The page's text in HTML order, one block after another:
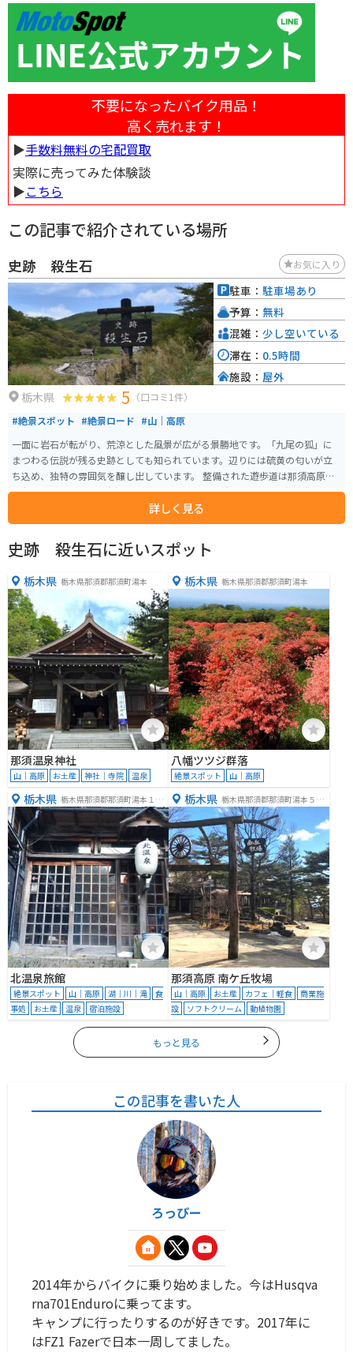
不要になったバイク用品！
高く売れます！
▶︎手数料無料の宅配買取
実際に売ってみた体験談
▶︎こちら
この記事で紹介されている場所
史跡 殺生石 お気に入り
栃木県 5 （口コミ1件）
#絶景スポット #絶景ロード #山｜高原
一面に岩石が転がり、荒涼とした風景が広がる景勝地です。「九尾の狐」に
まつわる伝説が残る史跡としても知られています。辺りには硫黄の匂いが立
ち込め、独特の雰囲気を醸し出しています。 整備された遊歩道は那須高原展
望台まで続き、那須湯本温泉からもほど近くの場所にあるので、温泉街に泊
まる方の立ち寄りスポットとなっています。
詳しく見る
駐車： 駐車場あり
予算： 無料
混雑： 少し空いている
滞在： 0.5時間
施設： 屋外
史跡 殺生石に近いスポット
栃木県 栃木県那須郡那須町湯本
那須温泉神社
山｜高原 お土産 神社｜寺院 温泉
栃木県 栃木県那須郡那須町湯本
八幡ツツジ群落
絶景スポット 山｜高原
栃木県 栃木県那須郡那須町湯本１５
１
北温泉旅館
絶景スポット 山｜高原 湖｜川｜滝
食
事処
お土産 温泉 宿泊施設
栃木県 栃木県那須郡那須町湯本５７
９
那須高原 南ケ丘牧場
山｜高原 お土産 カフェ｜軽食
商業施
設
ソフトクリーム 動植物園
もっと見る
この記事を書いた人
ろっぴー
2014年からバイクに乗り始めました。今はHusqva
rna701Enduroに乗ってます。
キャンプに行ったりするのが好きです。2017年に
はFZ1 Fazerで日本一周してました。